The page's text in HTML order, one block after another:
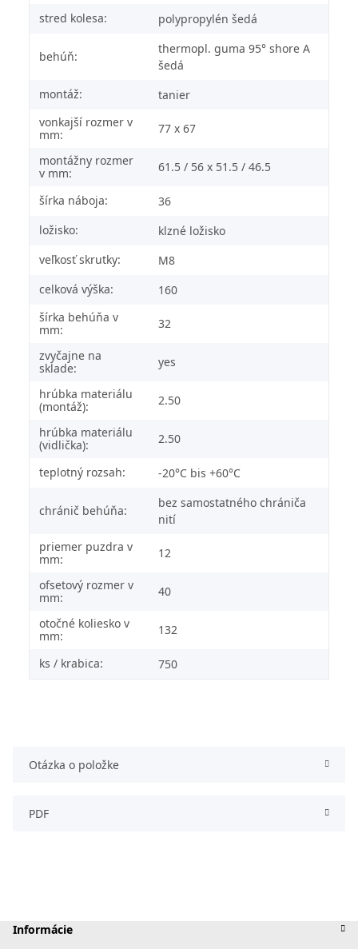
stred kolesa: polypropylén šedá
behúň:
thermopl. guma 95° shore A
šedá
montáž:
tanier
vonkajší rozmer v
mm:
77 x 67
montážny rozmer
v mm:
61.5 / 56 x 51.5 / 46.5
šírka náboja:
36
ložisko:
klzné ložisko
veľkosť skrutky:
M8
celková výška:
160
šírka behúňa v
mm:
32
zvyčajne na
sklade:
yes
hrúbka materiálu
(montáž):
2.50
hrúbka materiálu
(vidlička):
2.50
teplotný rozsah: -20°C bis +60°C
chránič behúňa:
bez samostatného chrániča
nití
priemer puzdra v
mm:
12
ofsetový rozmer v
mm:
40
otočné koliesko v
mm:
132
ks / krabica: 750
Otázka o položke
PDF
Informácie